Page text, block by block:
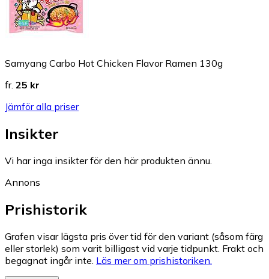
Samyang Carbo Hot Chicken Flavor Ramen 130g
fr. 25 kr
Jämför alla priser
Insikter
Vi har inga insikter för den här produkten ännu.
Annons
Prishistorik
Grafen visar lägsta pris över tid för den variant (såsom färg
eller storlek) som varit billigast vid varje tidpunkt. Frakt och
begagnat ingår inte. Läs mer om prishistoriken.